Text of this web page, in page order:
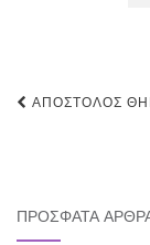
Post
ΑΠΌΣΤΟΛΟΣ
ΠΡΌΣΦΑΤΑ